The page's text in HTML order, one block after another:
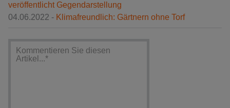
veröffentlicht Gegendarstellung
04.06.2022 - Klimafreundlich: Gärtnern ohne Torf